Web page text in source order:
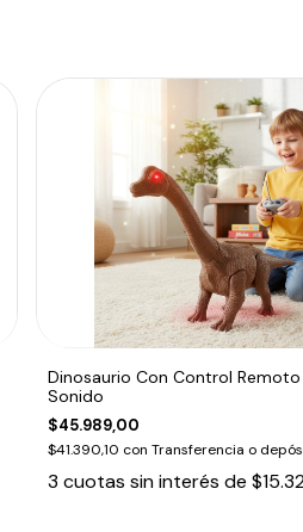
Dinosaurio Con Control Remoto
Sonido
$45.989,00
$41.390,10 con Transferencia o
3 cuotas sin interés de